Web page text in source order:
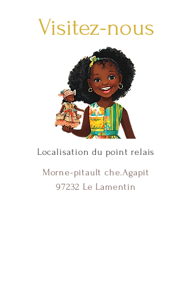
Visitez-nous
Localisation du point relais
Morne-pitault che.Agapit
97232 Le Lamentin